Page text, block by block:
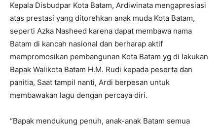
Kepala Disbudpar Kota Batam, Ardiwinata mengapresiasi
atas prestasi yang ditorehkan anak muda Kota Batam,
seperti Azka Nasheed karena dapat membawa nama
Batam di kancah nasional dan berharap aktif
mempromosikan pembangunan Kota Batam yg di lakukan
Bapak Walikota Batam H.M. Rudi kepada peserta dan
panitia, Saat tampil nanti, Ardi berpesan untuk
membawakan lagu dengan percaya diri.
“Bapak mendukung penuh, anak-anak Batam semua